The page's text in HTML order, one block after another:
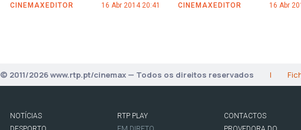
CINEMAXEDITOR 16 Abr 2014 20:41 CINEMAXEDITOR 16 Abr
© 2011/2026 www.rtp.pt/cinemax — Todos os direitos reservados |
NOTÍCIAS
RTP PLAY
CONTACTOS